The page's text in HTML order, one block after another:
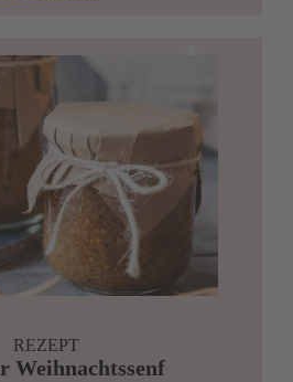
REZEPT
Weihnachtssenf